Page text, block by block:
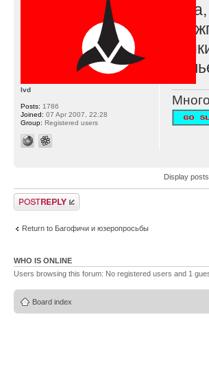
и
же
lvd
Posts: 1786
Joined: 07 Apr 2007, 22:28
Group: Registered users
Display
Post a reply
Return to Багофичи и юзеропросьбы
WHO IS ONLINE
Users browsing this forum: No registered users and 1
Board index